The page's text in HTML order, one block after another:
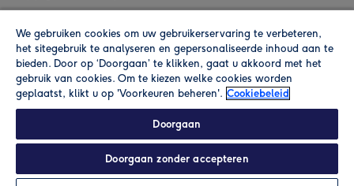
In winkelmand Personaliseren
Alle prijzen zijn inclusief btw en andere heffingen. Lees de
We gebruiken cookies om uw gebruikerservaring te verbeteren,
het sitegebruik te analyseren en gepersonaliseerde inhoud aan te
bieden. Door op ‘Doorgaan’ te klikken, gaat u akkoord met het
gebruik van cookies. Om te kiezen welke cookies worden
geplaatst, klikt u op 'Voorkeuren beheren'. Cookiebeleid
Doorgaan
Doorgaan zonder accepteren